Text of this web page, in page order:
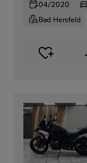
04/2020
Bad Hersfeld